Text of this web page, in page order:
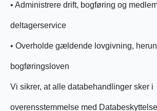
• Administrere drift, bogføring og
deltagerservice
• Overholde gældende lovgivning,
bogføringsloven
Vi sikrer, at alle databehandlinger sker i
overensstemmelse med